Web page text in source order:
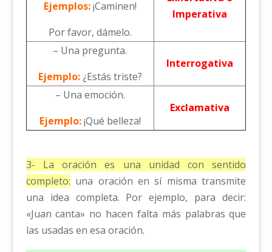
Ejemplos: ¡Caminen!
Por favor, dámelo.
Imperativa
– Una pregunta.
Ejemplo:¿Estás triste?
Interrogativa
– Una emoción.
Ejemplo:¡Qué belleza!
Exclamativa
3- La oración es una unidad con sentido
completo: una oración en sí misma transmite
una idea completa. Por ejemplo, para decir:
«Juan canta» no hacen falta más palabras que
las usadas en esa oración.